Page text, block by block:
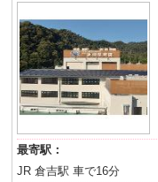
最寄駅：
JR 倉吉駅 車で16分